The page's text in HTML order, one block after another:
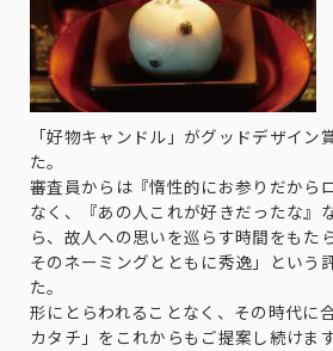
「好物キャンドル」がグッドデザイン
た。
審査員からは『惰性的にお参りだから
なく、『あの人これが好きだったな』
ら、故人への思いを巡らす時間をもた
そのネーミングとともに秀逸」という
た。
形にとらわれることなく、その時代に
カタチ」をこれからもご提案し続けます